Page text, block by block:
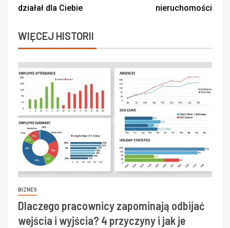
działał dla Ciebie
nieruchomości
WIĘCEJ HISTORII
BIZNES
Dlaczego pracownicy zapominają odbijać
wejścia i wyjścia? 4 przyczyny i jak je